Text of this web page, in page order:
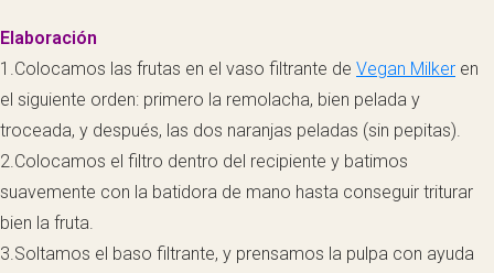
Elaboración
1.Colocamos las frutas en el vaso filtrante de Vegan Milker en
el siguiente orden: primero la remolacha, bien pelada y
troceada, y después, las dos naranjas peladas (sin pepitas).
2.Colocamos el filtro dentro del recipiente y batimos
suavemente con la batidora de mano hasta conseguir triturar
bien la fruta.
3.Soltamos el baso filtrante, y prensamos la pulpa con ayuda